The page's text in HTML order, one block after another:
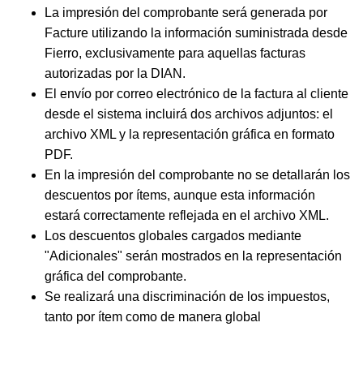
La impresión del comprobante será generada por
Facture utilizando la información suministrada desde
Fierro, exclusivamente para aquellas facturas
autorizadas por la DIAN.
El envío por correo electrónico de la factura al cliente
desde el sistema incluirá dos archivos adjuntos: el
archivo XML y la representación gráfica en formato
PDF.
En la impresión del comprobante no se detallarán los
descuentos por ítems, aunque esta información
estará correctamente reflejada en el archivo XML.
Los descuentos globales cargados mediante
"Adicionales" serán mostrados en la representación
gráfica del comprobante.
Se realizará una discriminación de los impuestos,
tanto por ítem como de manera global